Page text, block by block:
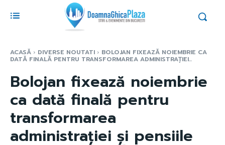
ACASĂ DIVERSE NOUTATI BOLOJAN FIXEAZĂ NOIEMBRIE CA
DATĂ FINALĂ PENTRU TRANSFORMAREA ADMINISTRAȚIEI...
Bolojan fixează noiembrie
ca dată finală pentru
transformarea
administrației și pensiile